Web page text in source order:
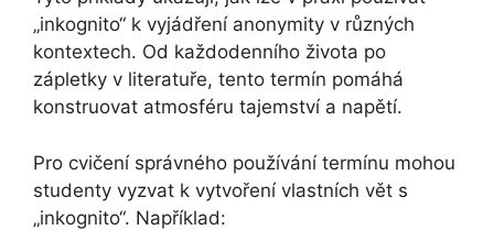
„inkognito“ k vyjádření anonymity v různých
kontextech. Od každodenního života po
zápletky v literatuře, tento termín pomáhá
konstruovat atmosféru tajemství a napětí.
Pro cvičení správného používání termínu mohou
studenty vyzvat k vytvoření vlastních vět s
„inkognito“. Například: